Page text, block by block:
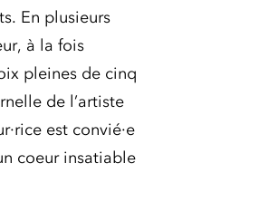
En plusieurs
à la fois
pleines de cinq
de l’artiste
est convié·e
coeur insatiable